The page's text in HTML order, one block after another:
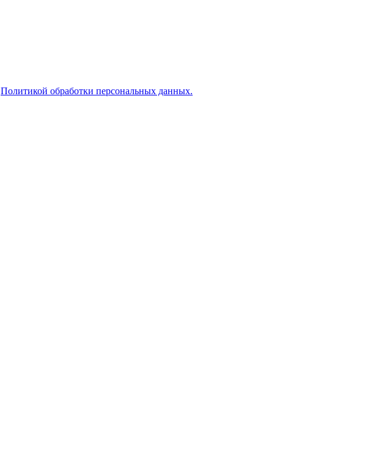
Политикой обработки персональных данных.